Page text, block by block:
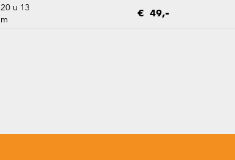
20 u 13
m
€ 49,-